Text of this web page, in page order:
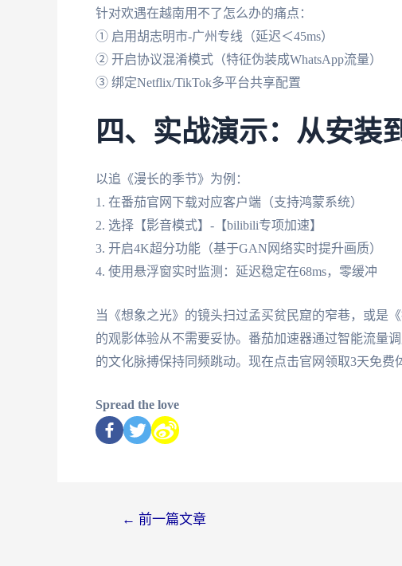
针对欢遇在越南用不了怎么办的痛点：
① 启用胡志明市-广州专线（延迟＜45ms）
② 开启协议混淆模式（特征伪装成WhatsApp流量）
③ 绑定Netflix/TikTok多平台共享配置
四、实战演示：从安装
以追《漫长的季节》为例：
1. 在番茄官网下载对应客户端（支持鸿蒙系统）
2. 选择【影音模式】-【bilibili专项加速】
3. 开启4K超分功能（基于GAN网络实时提升画质）
4. 使用悬浮窗实时监测：延迟稳定在68ms，零缓冲
当《想象之光》的镜头扫过孟买贫民窟的窄巷，或是
的观影体验从不需要妥协。番茄加速器通过智能流量
的文化脉搏保持同频跳动。现在点击官网领取3天免费
Spread the love
← 前一篇文章